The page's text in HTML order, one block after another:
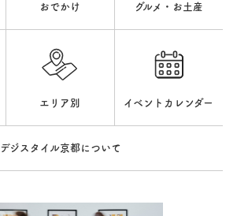
おでかけ グルメ・お土産
エリア別 イベントカレンダー
デジスタイル京都について